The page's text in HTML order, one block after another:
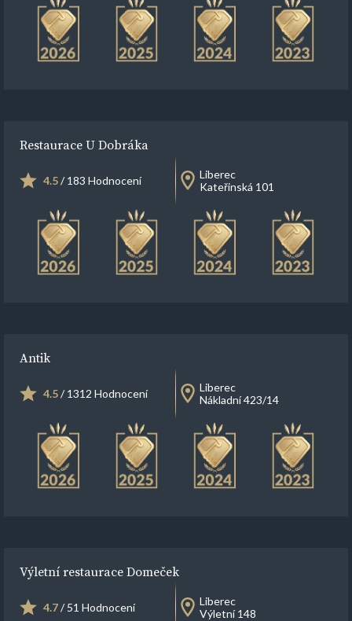
Restaurace U Dobráka
4.5/ 183 Hodnocení
Liberec
Kateřinská 101
Antik
4.5/ 1312 Hodnocení
Liberec
Nákladní 423/14
Výletní restaurace Domeček
4.7/ 51 Hodnocení
Liberec
Výletní 148